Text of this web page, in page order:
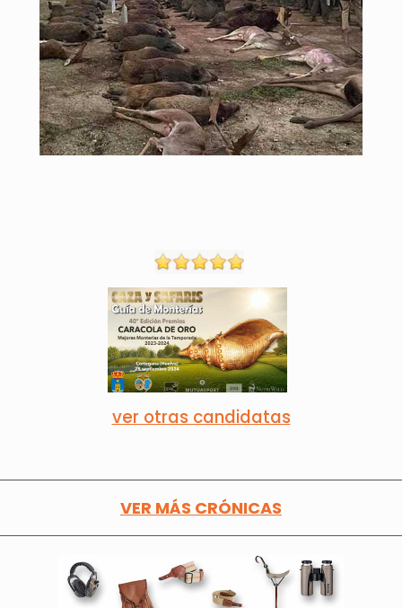
ver otras candidatas
VER MÁS CRÓNICAS